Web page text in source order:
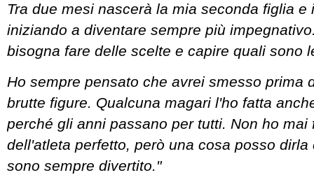
Tra due mesi nascerà la mia seconda figlia e
iniziando a diventare sempre più
bisogna fare delle scelte e capire quali sono
Ho sempre pensato che avrei smesso prima
brutte figure. Qualcuna magari l'ho fatta
perché gli anni passano per tutti. Non ho mai
dell'atleta perfetto, però una cosa posso dirla
sono sempre divertito."